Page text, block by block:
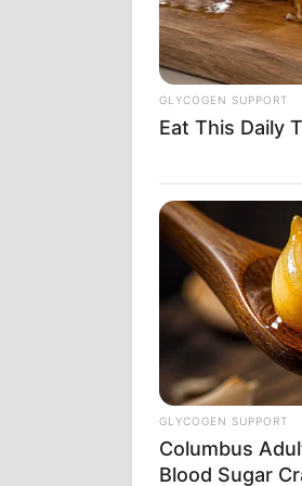
GLYCOGEN SUPPORT
Eat This Daily
GLYCOGEN SUPPORT
Columbus
Blood Sugar